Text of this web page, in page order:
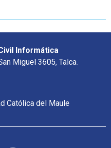
Informática
Miguel 3605, Talca.
Católica del Maule